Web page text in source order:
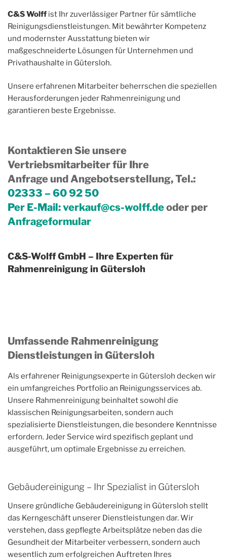
C&S Wolff ist Ihr zuverlässiger Partner für sämtliche
Reinigungsdienstleistungen. Mit bewährter Kompetenz
und modernster Ausstattung bieten wir
maßgeschneiderte Lösungen für Unternehmen und
Privathaushalte in Gütersloh.
Unsere erfahrenen Mitarbeiter beherrschen die speziellen
Herausforderungen jeder Rahmenreinigung und
garantieren beste Ergebnisse.
Kontaktieren Sie unsere
Vertriebsmitarbeiter für Ihre
Anfrage und Angebotserstellung, Tel.:
02333 – 60 92 50
Per E-Mail:verkauf@cs-wolff.deoder per
Anfrageformular
C&S-Wolff GmbH – Ihre Experten für
Rahmenreinigung in Gütersloh
Umfassende Rahmenreinigung
Dienstleistungen in Gütersloh
Als erfahrener Reinigungsexperte in Gütersloh decken wir
ein umfangreiches Portfolio an Reinigungsservices ab.
Unsere Rahmenreinigung beinhaltet sowohl die
klassischen Reinigungsarbeiten, sondern auch
spezialisierte Dienstleistungen, die besondere Kenntnisse
erfordern. Jeder Service wird spezifisch geplant und
ausgeführt, um optimale Ergebnisse zu erreichen.
Gebäudereinigung – Ihr Spezialist in Gütersloh
Unsere gründliche Gebäudereinigung in Gütersloh stellt
das Kerngeschäft unserer Dienstleistungen dar. Wir
verstehen, dass gepflegte Arbeitsplätze neben das die
Gesundheit der Mitarbeiter verbessern, sondern auch
wesentlich zum erfolgreichen Auftreten Ihres